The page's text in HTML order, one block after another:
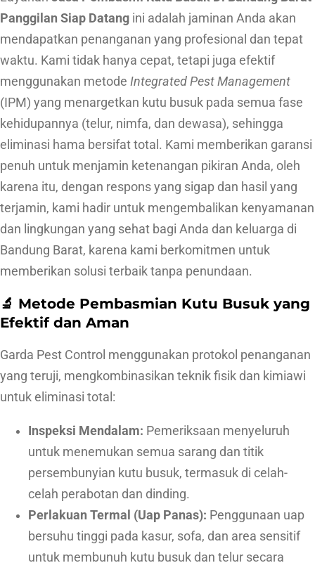
t
P
a
n
g
g
i
l
a
n
S
i
a
D
t
a
n
Panggilan Siap Datang ini adalah jaminan Anda akan
mendapatkan penanganan yang profesional dan tepat
waktu. Kami tidak hanya cepat, tetapi juga efektif
menggunakan metode Integrated Pest Management
(IPM) yang menargetkan kutu busuk pada semua fase
kehidupannya (telur, nimfa, dan dewasa), sehingga
eliminasi hama bersifat total. Kami memberikan garansi
penuh untuk menjamin ketenangan pikiran Anda, oleh
karena itu, dengan respons yang sigap dan hasil yang
terjamin, kami hadir untuk mengembalikan kenyamanan
dan lingkungan yang sehat bagi Anda dan keluarga di
Bandung Barat, karena kami berkomitmen untuk
memberikan solusi terbaik tanpa penundaan.
🔬 Metode Pembasmian Kutu Busuk yang
Efektif dan Aman
Garda Pest Control menggunakan protokol penanganan
yang teruji, mengkombinasikan teknik fisik dan kimiawi
untuk eliminasi total:
Inspeksi Mendalam: Pemeriksaan menyeluruh
untuk menemukan semua sarang dan titik
persembunyian kutu busuk, termasuk di celah-
celah perabotan dan dinding.
Perlakuan Termal (Uap Panas): Penggunaan uap
bersuhu tinggi pada kasur, sofa, dan area sensitif
untuk membunuh kutu busuk dan telur secara